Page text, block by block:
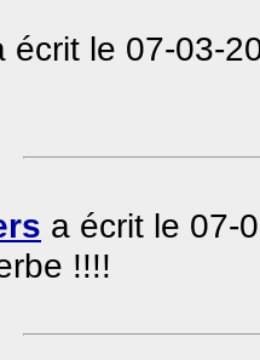
écrit le 07-03-
a écrit le 07-
!!!!